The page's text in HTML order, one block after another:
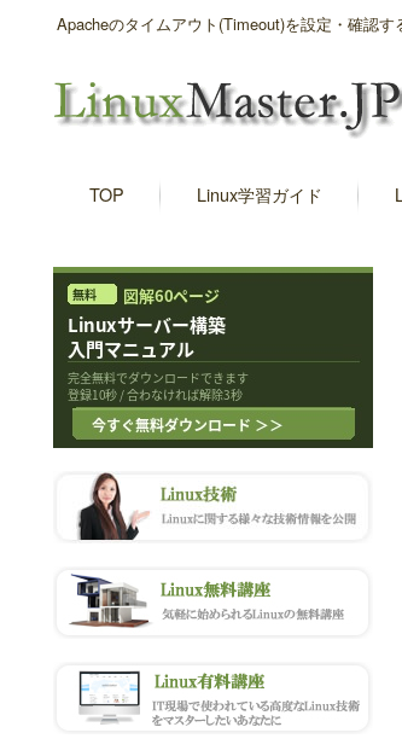
Apacheのタイムアウト(Timeout)を設定・確認す
TOP Linux学習ガイド